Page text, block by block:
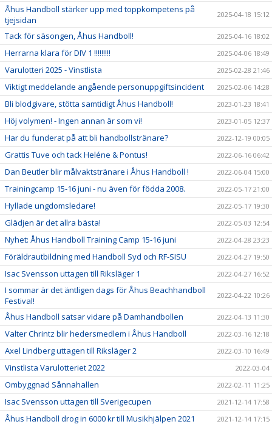
Åhus Handboll stärker upp med toppkompetens på
tjejsidan
2025-04-18 15:12
Tack för säsongen, Åhus Handboll! 2025-04-16 18:02
Herrarna klara för DIV 1 !!!!!!!!! 2025-04-06 18:49
Varulotteri 2025 - Vinstlista 2025-02-28 21:46
Viktigt meddelande angående personuppgiftsincident 2025-02-06 14:28
Bli blodgivare, stötta samtidigt Åhus Handboll! 2023-01-23 18:41
Höj volymen! - Ingen annan är som vi! 2023-01-05 12:37
Har du funderat på att bli handbollstränare? 2022-12-19 00:05
Grattis Tuve och tack Heléne & Pontus! 2022-06-16 06:42
Dan Beutler blir målvaktstränare i Åhus Handboll ! 2022-06-04 15:00
Trainingcamp 15-16 juni - nu även för födda 2008. 2022-05-17 21:00
Hyllade ungdomsledare! 2022-05-17 19:30
Glädjen är det allra bästa! 2022-05-03 12:54
Nyhet: Åhus Handboll Training Camp 15-16 juni 2022-04-28 23:23
Föräldrautbildning med Handboll Syd och RF-SISU 2022-04-27 19:50
Isac Svensson uttagen till Riksläger 1 2022-04-27 16:52
I sommar är det äntligen dags för Åhus Beachhandboll
Festival!
2022-04-22 10:26
Åhus Handboll satsar vidare på Damhandbollen 2022-04-13 11:30
Valter Chrintz blir hedersmedlem i Åhus Handboll 2022-03-16 12:18
Axel Lindberg uttagen till Riksläger 2 2022-03-10 16:49
Vinstlista Varulotteriet 2022 2022-03-04
Ombyggnad Sånnahallen 2022-02-11 11:25
Isac Svensson uttagen till Sverigecupen 2021-12-14 17:58
Åhus Handboll drog in 6000 kr till Musikhjälpen 2021 2021-12-14 17:15